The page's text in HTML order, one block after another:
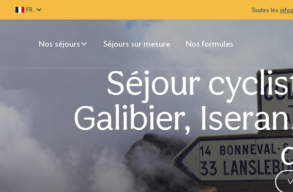
Toutes les
FR
Nos séjours Séjours sur mesure Nos formules
Séjour
Galibier,